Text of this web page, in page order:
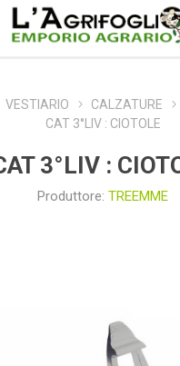
VESTIARIO CALZATURE
CAT 3°LIV : CIOTOLE
3°LIV :
Produttore: TREEMME